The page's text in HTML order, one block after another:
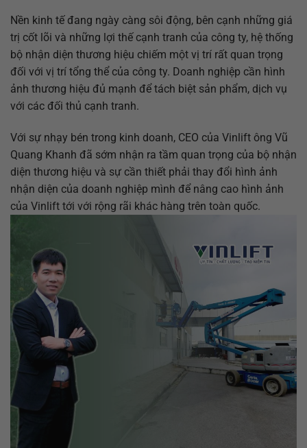
Nền kinh tế đang ngày càng sôi động, bên cạnh những giá
trị cốt lõi và những lợi thế cạnh tranh của công ty, hệ thống
bộ nhận diện thương hiệu chiếm một vị trí rất quan trọng
đối với vị trí tổng thể của công ty. Doanh nghiệp cần hình
ảnh thương hiệu đủ mạnh để tách biệt sản phẩm, dịch vụ
với các đối thủ cạnh tranh.
Với sự nhạy bén trong kinh doanh, CEO của Vinlift ông Vũ
Quang Khanh đã sớm nhận ra tầm quan trọng của bộ nhận
diện thương hiệu và sự cần thiết phải thay đổi hình ảnh
nhận diện của doanh nghiệp mình để nâng cao hình ảnh
của Vinlift tới với rộng rãi khác hàng trên toàn quốc.